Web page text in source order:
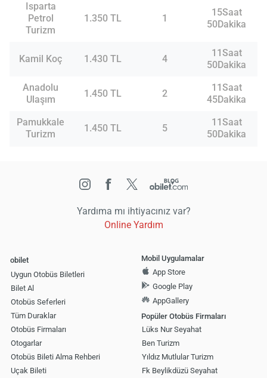
Isparta
Petrol
Turizm
1.350 TL 1
15Saat
50Dakika
Kamil Koç 1.430 TL 4
11Saat
50Dakika
Anadolu
Ulaşım
1.450 TL 2
11Saat
45Dakika
Pamukkale
Turizm
1.450 TL 5
11Saat
50Dakika
Yardıma mı ihtiyacınız var?
Online Yardım
obilet
Uygun Otobüs Biletleri
Bilet Al
Otobüs Seferleri
Tüm Duraklar
Otobüs Firmaları
Otogarlar
Otobüs Bileti Alma Rehberi
Uçak Bileti
Mobil Uygulamalar
App Store
Google Play
AppGallery
Popüler Otobüs Firmaları
Lüks Nur Seyahat
Ben Turizm
Yıldız Mutlular Turizm
Fk Beylikdüzü Seyahat